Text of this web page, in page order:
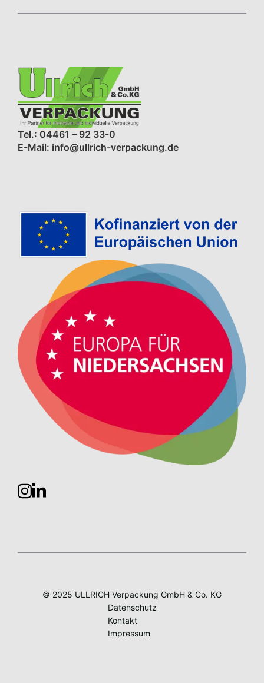
Tel.: 04461 – 92 33-0
E-Mail: info@ullrich-verpackung.de
© 2025 ULLRICH Verpackung GmbH & Co. KG
Datenschutz
Kontakt
Impressum